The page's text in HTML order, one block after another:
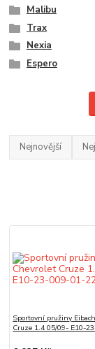
Malibu
Trax
Nexia
Espero
Nejnovější
Sportovní pružiny
Cruze 1.4 05/09- E10-